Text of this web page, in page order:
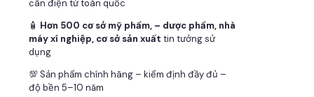
cân điện tử toàn quốc
🧴 Hơn 500 cơ sở mỹ phẩm, – dược phẩm, nhà
máy xí nghiệp, cơ sở sản xuất tin tưởng sử
dụng
💯 Sản phẩm chính hãng – kiểm định đầy đủ –
độ bền 5–10 năm